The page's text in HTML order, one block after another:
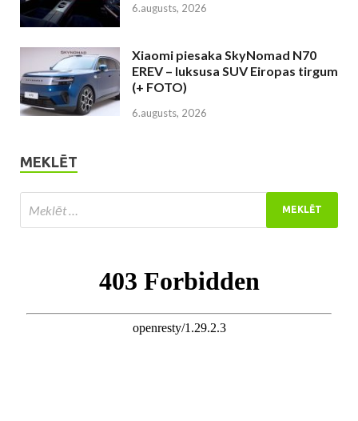
6.augusts, 2026
Xiaomi piesaka SkyNomad N70
EREV – luksusa SUV Eiropas tirgum
(+ FOTO)
6.augusts, 2026
MEKLĒT